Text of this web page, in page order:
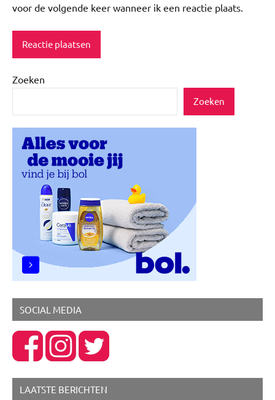
voor de volgende keer wanneer ik een reactie plaats.
Zoeken
Zoeken
SOCIAL MEDIA
LAATSTE BERICHTEN